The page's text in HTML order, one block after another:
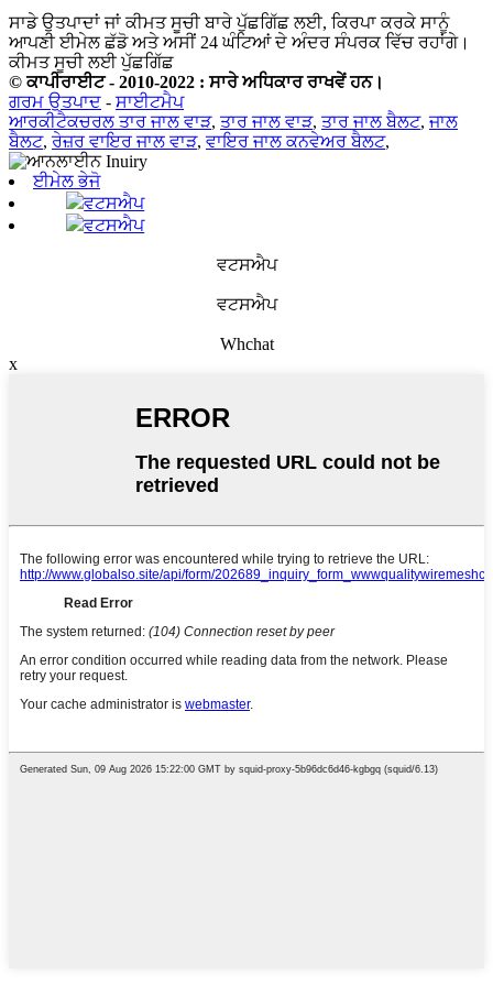
ਸਾਡੇ ਉਤਪਾਦਾਂ ਜਾਂ ਕੀਮਤ ਸੂਚੀ ਬਾਰੇ ਪੁੱਛਗਿੱਛ ਲਈ, ਕਿਰਪਾ ਕਰਕੇ ਸਾਨੂੰ
ਆਪਣੀ ਈਮੇਲ ਛੱਡੋ ਅਤੇ ਅਸੀਂ 24 ਘੰਟਿਆਂ ਦੇ ਅੰਦਰ ਸੰਪਰਕ ਵਿੱਚ ਰਹਾਂਗੇ।
ਕੀਮਤ ਸੂਚੀ ਲਈ ਪੁੱਛਗਿੱਛ
© ਕਾਪੀਰਾਈਟ - 2010-2022 : ਸਾਰੇ ਅਧਿਕਾਰ ਰਾਖਵੇਂ ਹਨ।
ਗਰਮ ਉਤਪਾਦ - ਸਾਈਟਮੈਪ
ਆਰਕੀਟੈਕਚਰਲ ਤਾਰ ਜਾਲ ਵਾੜ, ਤਾਰ ਜਾਲ ਵਾੜ, ਤਾਰ ਜਾਲ ਬੈਲਟ,ਜਾਲ
ਬੈਲਟ, ਰੇਜ਼ਰ ਵਾਇਰ ਜਾਲ ਵਾੜ, ਵਾਇਰ ਜਾਲ ਕਨਵੇਅਰ ਬੈਲਟ,
ਈਮੇਲ ਭੇਜੋ
ਵਟਸਐਪ
ਵਟਸਐਪ
ਵਟਸਐਪ
ਵਟਸਐਪ
Whchat
x